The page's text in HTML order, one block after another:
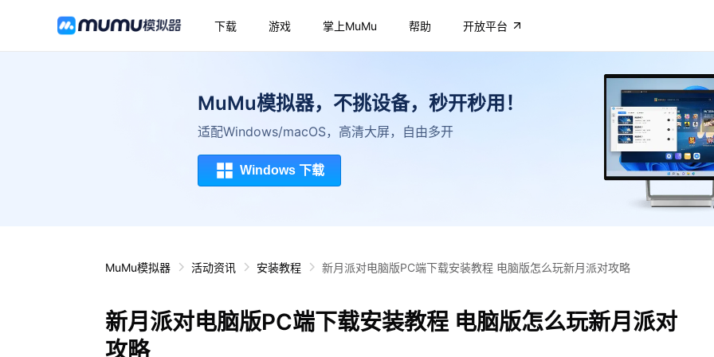
下载 游戏 掌上MuMu 帮助 开放平台
MuMu模拟器，不挑设备，秒开秒用！
适配Windows/macOS，高清大屏，自由多开
Windows 下载
MuMu模拟器 活动资讯 安装教程 新月派对电脑版PC端下载安装教程 电脑版怎么玩新月派对攻略
新月派对电脑版PC端下载安装教程 电脑版怎么玩新月派对
攻略